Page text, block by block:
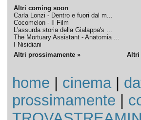
Altri coming soon
Carla Lonzi - Dentro e fuori dal m...
Cocomelon - Il Film
L'assurda storia della Gialappa's ...
The Mortuary Assistant - Anatomia ...
I Nisidiani
Altri prossimamente » Altri
home cinema|
prossimamente